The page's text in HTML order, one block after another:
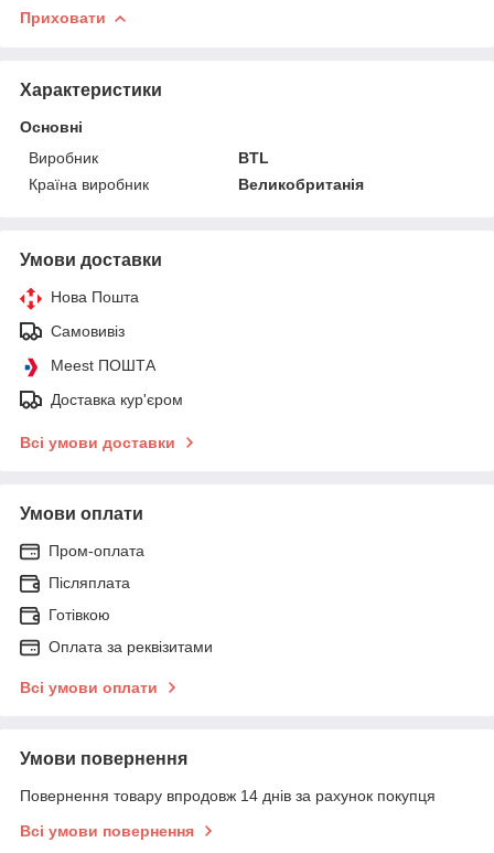
Приховати
Характеристики
Основні
Виробник
BTL
Країна виробник
Великобританія
Умови доставки
Нова Пошта
Самовивіз
Meest ПОШТА
Доставка кур'єром
Всі умови доставки
Умови оплати
Пром-оплата
Післяплата
Готівкою
Оплата за реквізитами
Всі умови оплати
Умови повернення
Повернення товару впродовж 14 днів за рахунок покупця
Всі умови повернення